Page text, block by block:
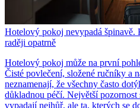
Hotelový pokoj nevypadá špinavě.
raději opatrně
Hotelový pokoj může na první
Čisté povlečení, složené ručníky a
neznamenají, že všechny často
důkladnou péčí. Největší pozornost
vypadají nejhůř, ale ta, kterých se